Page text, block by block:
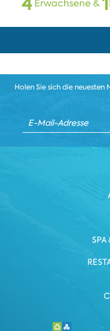
Erwachsene &
Holen Sie sich die
SPA